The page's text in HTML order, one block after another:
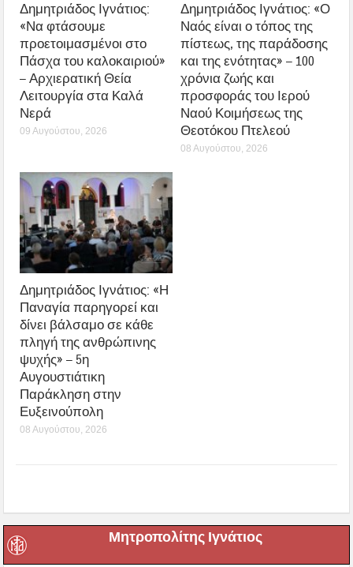
Δημητριάδος Ιγνάτιος:
«Να φτάσουμε
προετοιμασμένοι στο
Πάσχα του καλοκαιριού»
– Αρχιερατική Θεία
Λειτουργία στα Καλά
Νερά
09 Αυγούστου, 2026
Δημητριάδος Ιγνάτιος: «Ο
Ναός είναι ο τόπος της
πίστεως, της παράδοσης
και της ενότητας» – 100
χρόνια ζωής και
προσφοράς του Ιερού
Ναού Κοιμήσεως της
Θεοτόκου Πτελεού
08 Αυγούστου, 2026
Δημητριάδος Ιγνάτιος: «Η
Παναγία παρηγορεί και
δίνει βάλσαμο σε κάθε
πληγή της ανθρώπινης
ψυχής» – 5η
Αυγουστιάτικη
Παράκληση στην
Ευξεινούπολη
08 Αυγούστου, 2026
Μητροπολίτης Ιγνάτιος